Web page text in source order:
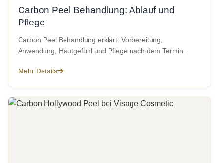
Carbon Peel Behandlung: Ablauf und
Pflege
Carbon Peel Behandlung erklärt: Vorbereitung,
Anwendung, Hautgefühl und Pflege nach dem Termin.
Mehr Details